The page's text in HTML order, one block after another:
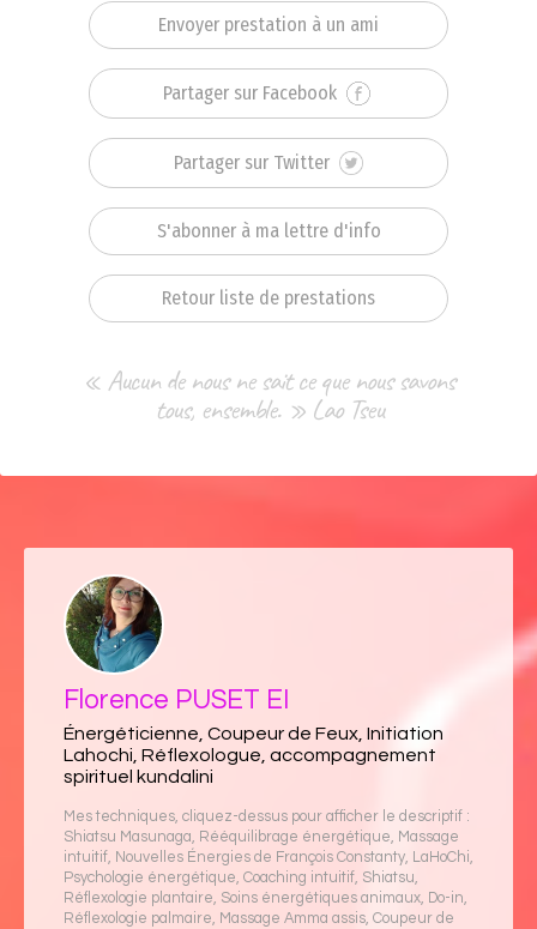
Envoyer prestation à un ami
Partager sur Facebook
Partager sur Twitter
S'abonner à ma lettre d'info
Retour liste de prestations
« Aucun de nous ne sait ce que nous savons
tous, ensemble. » Lao Tseu
Florence PUSET EI
Énergéticienne, Coupeur de Feux, Initiation
Lahochi, Réflexologue, accompagnement
spirituel kundalini
Mes techniques, cliquez-dessus pour afficher le descriptif :
Shiatsu Masunaga, Rééquilibrage énergétique, Massage
intuitif, Nouvelles Énergies de François Constanty, LaHoChi,
Psychologie énergétique, Coaching intuitif, Shiatsu,
Réflexologie plantaire, Soins énergétiques animaux, Do-in,
Réflexologie palmaire, Massage Amma assis, Coupeur de